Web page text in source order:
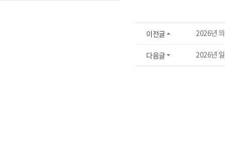
이전글 2026년
다음글 2026년